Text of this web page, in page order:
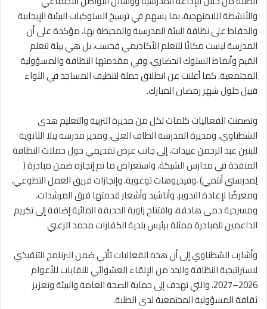
والأنشطة اللامنهجية، بما يسهم في ترسيخ السلوكيات البيئية الإيجابية
والحفاظ على نظافة البيئة المدرسية والمحيطة بها، مؤكدة على أن
المدرسة ليست مكانًا للتعلم الأكاديمي فحسب، بل هي بيئة لتعلم
القيم وأنماط السلوك الحضاري، وفي مقدمتها النظافة والمسؤولية
المجتمعية. كما أعلنت عن انطلاق حملة لتنظيف المساجد في اللواء
قبيل حلول شهر رمضان المبارك.
وتضمنت الفعاليات كلمات لكل من مديرة التربية والتعليم هدى
الشطناوي، ومديرة المدرسة الطاف العلي، ومدير مدرسة يبلا الثانوية
للبنين عبد الرحمن عبيدات، إلى جانب عرض تقديمي حول حملات النظافة
المنفذة في مدارس الشبكة، واستعراض ما تم إنجازه ضمن مبادرة (
لِمدرستي أنتمي) ،وفيديوهات توعوية، وإنجازات فريق العمل التطوعي،
ومعرضًا لإعادة التدوير، وأناشيد وأشعار قدمتها فرق المرشدات،
ومسرحية دمى هادفة، وافتتاح زاوية الحديقة المائية إضافة إلى تكريم
الداعمين للمبادرة ممثلة برئيس بلدية الكفارات محمد الزعبي
وأشارت الشطناوي إلى أن هذه الفعاليات تأتي ضمن البرنامج التنفيذي
لاستراتيجية النظافة والحد من الإلقاء العشوائي للنفايات للأعوام
2026–2027، والتي تهدف إلى حماية الصحة العامة والبيئة وتعزيز
ثقافة المسؤولية المجتمعية لدى الطلبة.